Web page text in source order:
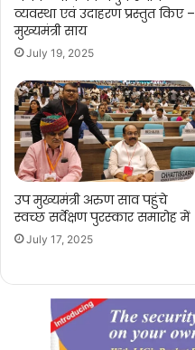
एक
दिन
ऑटोग्राफ
जाए
व्यवस्था एवं उदाहरण प्रस्तुत किए –
मुख्यमंत्री साय
July 19, 2025
उप मुख्यमंत्री अरुण साव पहुंचे
स्वच्छ सर्वेक्षण पुरस्कार समारोह में
July 17, 2025